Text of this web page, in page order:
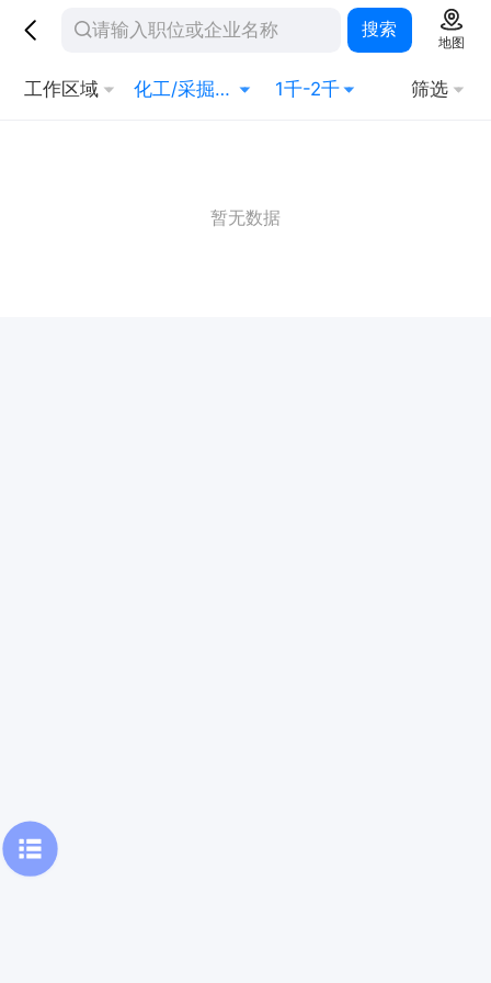
搜索
地图
工作区域 化工/采掘/冶炼/能源化工 1千-2千 筛选
暂无数据